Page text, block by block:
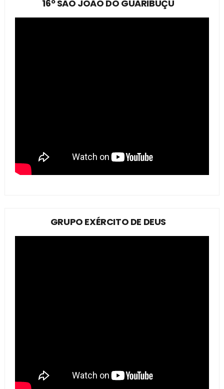
16º SÃO JOÃO DO GUARIBUÇU
GRUPO EXÉRCITO DE DEUS